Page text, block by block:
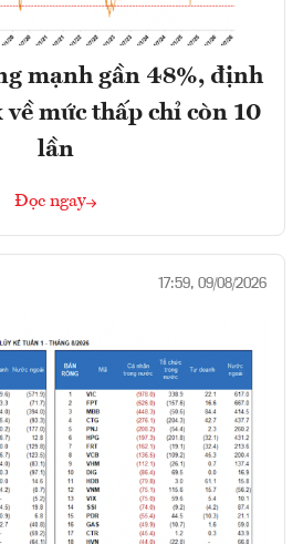
mạnh gần 48%, định
mức thấp chỉ còn 10
lần
Đọc ngay
17:59, 09/08/2026